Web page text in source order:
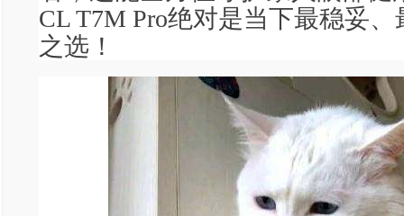
CL T7M Pro绝对是当下最稳妥
之选！